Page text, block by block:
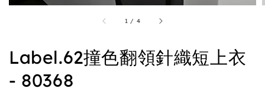
1 / 4
Label.62撞色翻領針織短上衣
- 80368